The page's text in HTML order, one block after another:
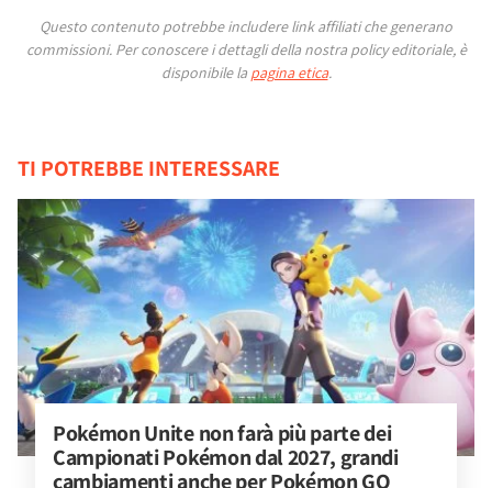
Questo contenuto potrebbe includere link affiliati che generano
commissioni. Per conoscere i dettagli della nostra policy editoriale, è
disponibile la pagina etica.
TI POTREBBE INTERESSARE
Pokémon Unite non farà più parte dei
Campionati Pokémon dal 2027, grandi
cambiamenti anche per Pokémon GO